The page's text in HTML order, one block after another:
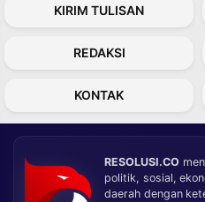
KIRIM TULISAN
REDAKSI
KONTAK
RESOLUSI.CO
politik, sosial,
daerah dengan